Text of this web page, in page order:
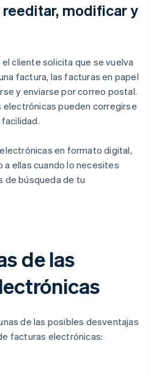
modificar y
cliente solicita que se vuelva
factura, las facturas en papel
y enviarse por correo postal.
electrónicas pueden corregirse
en formato digital,
ellas cuando lo necesites
de búsqueda de tu
de las
de las posibles desventajas
facturas electrónicas: